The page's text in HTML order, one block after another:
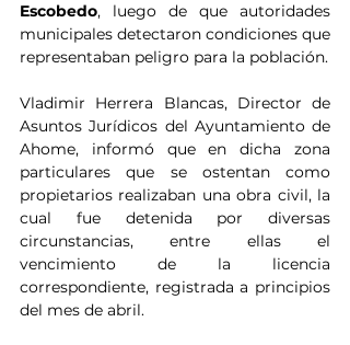
Escobedo, luego de que autoridades
municipales detectaron condiciones que
representaban peligro para la población.
Vladimir Herrera Blancas, Director de
Asuntos Jurídicos del Ayuntamiento de
Ahome, informó que en dicha zona
particulares que se ostentan como
propietarios realizaban una obra civil, la
cual fue detenida por diversas
circunstancias, entre ellas el
vencimiento de la licencia
correspondiente, registrada a principios
del mes de abril.